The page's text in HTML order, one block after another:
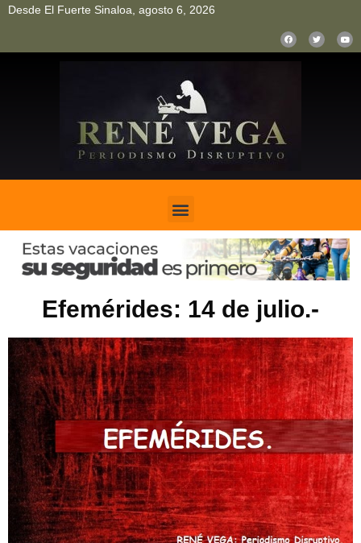
Desde El Fuerte Sinaloa, agosto 6, 2026
Efemérides: 14 de julio.-